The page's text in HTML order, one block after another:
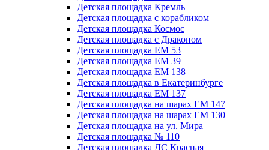
Детская площадка Кремль
Детская площадка с корабликом
Детская площадка Космос
Детская площадка с Драконом
Детская площадка ЕМ 53
Детская площадка ЕМ 39
Детская площадка ЕМ 138
Детская площадка в Екатеринбурге
Детская площадка ЕМ 137
Детская площадка на шарах ЕМ 147
Детская площадка на шарах ЕМ 130
Детская площадка на ул. Мира
Детская площадка № 110
Детская площадка ДС Красная